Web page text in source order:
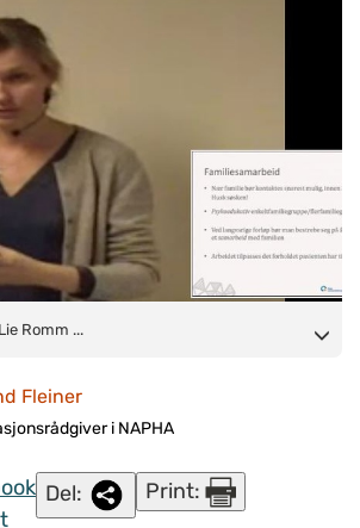
Romm presenterer
Romm ...
Fleiner
i NAPHA
Del: Print: